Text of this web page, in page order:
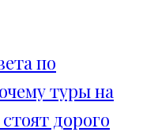
по
туры на
дорого